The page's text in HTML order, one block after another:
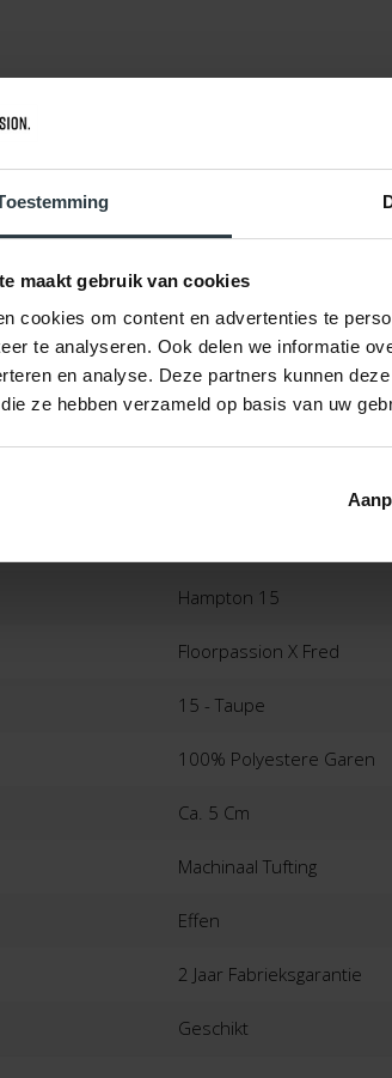
maakt gebruik van cookies
cookies om content en advertenties te
te analyseren. Ook delen we informatie
en analyse. Deze partners kunnen
ze hebben verzameld op basis van uw
Beoordelingen
Hampton 15
Floorpassion X Fred
15 - Taupe
100% Polyestere Garen
Ca. 5 Cm
Machinaal Tufting
Effen
2 Jaar Fabrieksgarantie
Geschikt